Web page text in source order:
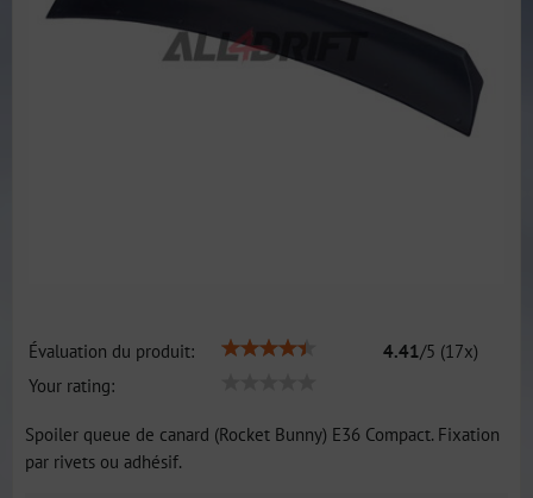
Évaluation du produit: 4.41/5 (17x)
Your rating:
Spoiler queue de canard (Rocket Bunny) E36 Compact. Fixation
par rivets ou adhésif.